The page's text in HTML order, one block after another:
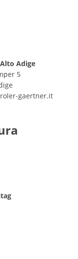
Adige
5
gaertner.it